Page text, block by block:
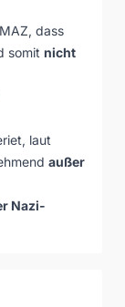
dass
somit nicht
laut
außer
Nazi-